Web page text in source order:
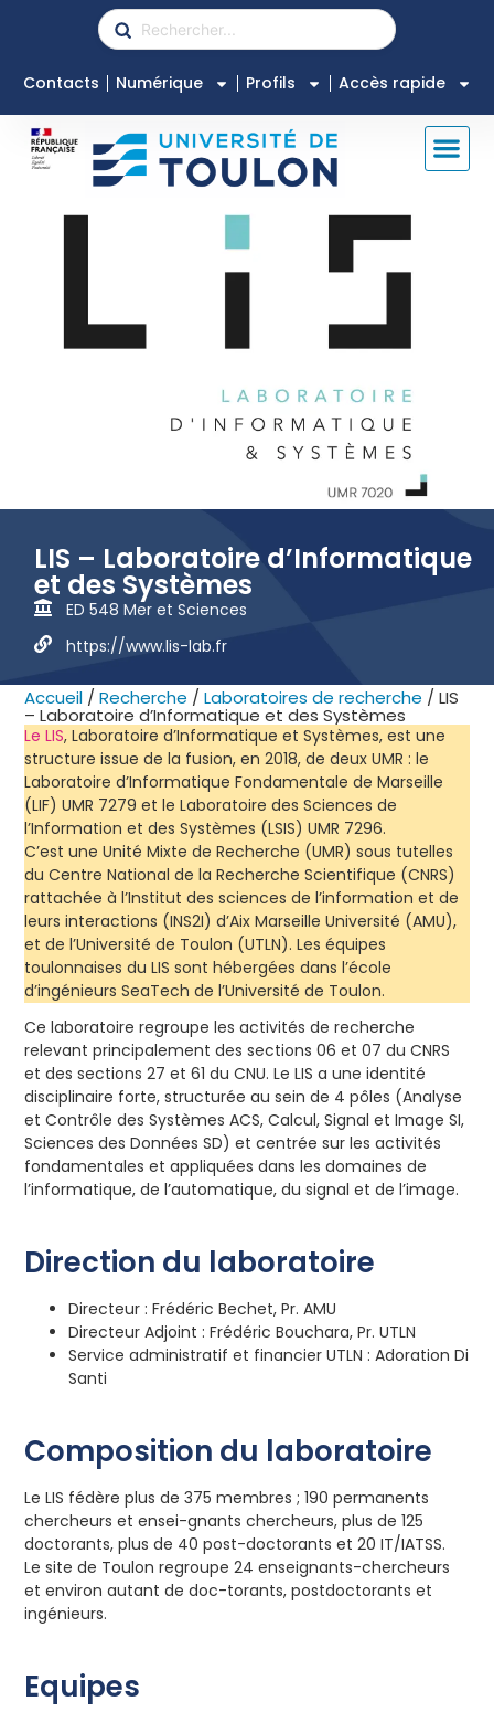
Contacts Numérique Profils Accès rapide
LIS – Laboratoire d’Informatique
et des Systèmes
ED 548 Mer et Sciences
https://www.lis-lab.fr
Accueil /Recherche /Laboratoires de recherche /LIS
– Laboratoire d’Informatique et des Systèmes
Le LIS, Laboratoire d’Informatique et Systèmes, est une
structure issue de la fusion, en 2018, de deux UMR : le
Laboratoire d’Informatique Fondamentale de Marseille
(LIF) UMR 7279 et le Laboratoire des Sciences de
l’Information et des Systèmes (LSIS) UMR 7296.
C’est une Unité Mixte de Recherche (UMR) sous tutelles
du Centre National de la Recherche Scientifique (CNRS)
rattachée à l’Institut des sciences de l’information et de
leurs interactions (INS2I) d’Aix Marseille Université (AMU),
et de l’Université de Toulon (UTLN). Les équipes
toulonnaises du LIS sont hébergées dans l’école
d’ingénieurs SeaTech de l’Université de Toulon.
Ce laboratoire regroupe les activités de recherche
relevant principalement des sections 06 et 07 du CNRS
et des sections 27 et 61 du CNU. Le LIS a une identité
disciplinaire forte, structurée au sein de 4 pôles (Analyse
et Contrôle des Systèmes ACS, Calcul, Signal et Image SI,
Sciences des Données SD) et centrée sur les activités
fondamentales et appliquées dans les domaines de
l’informatique, de l’automatique, du signal et de l’image.
Direction du laboratoire
Directeur : Frédéric Bechet, Pr. AMU
Directeur Adjoint : Frédéric Bouchara, Pr. UTLN
Service administratif et financier UTLN : Adoration Di
Santi
Composition du laboratoire
Le LIS fédère plus de 375 membres ; 190 permanents
chercheurs et ensei-gnants chercheurs, plus de 125
doctorants, plus de 40 post-doctorants et 20 IT/IATSS.
Le site de Toulon regroupe 24 enseignants-chercheurs
et environ autant de doc-torants, postdoctorants et
ingénieurs.
Equipes